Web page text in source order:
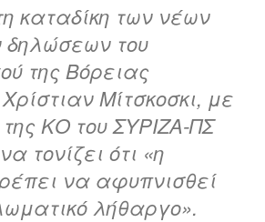
καταδίκη των νέων
δηλώσεων του
της Βόρειας
Μίτσκοσκι, με
ΚΟ του ΣΥΡΙΖΑ-ΠΣ
τονίζει ότι «η
να αφυπνισθεί
λήθαργο».